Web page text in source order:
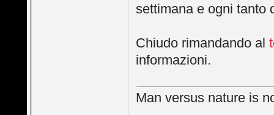
settimana e ogni tanto
Chiudo rimandando al
informazioni.
Man versus nature is